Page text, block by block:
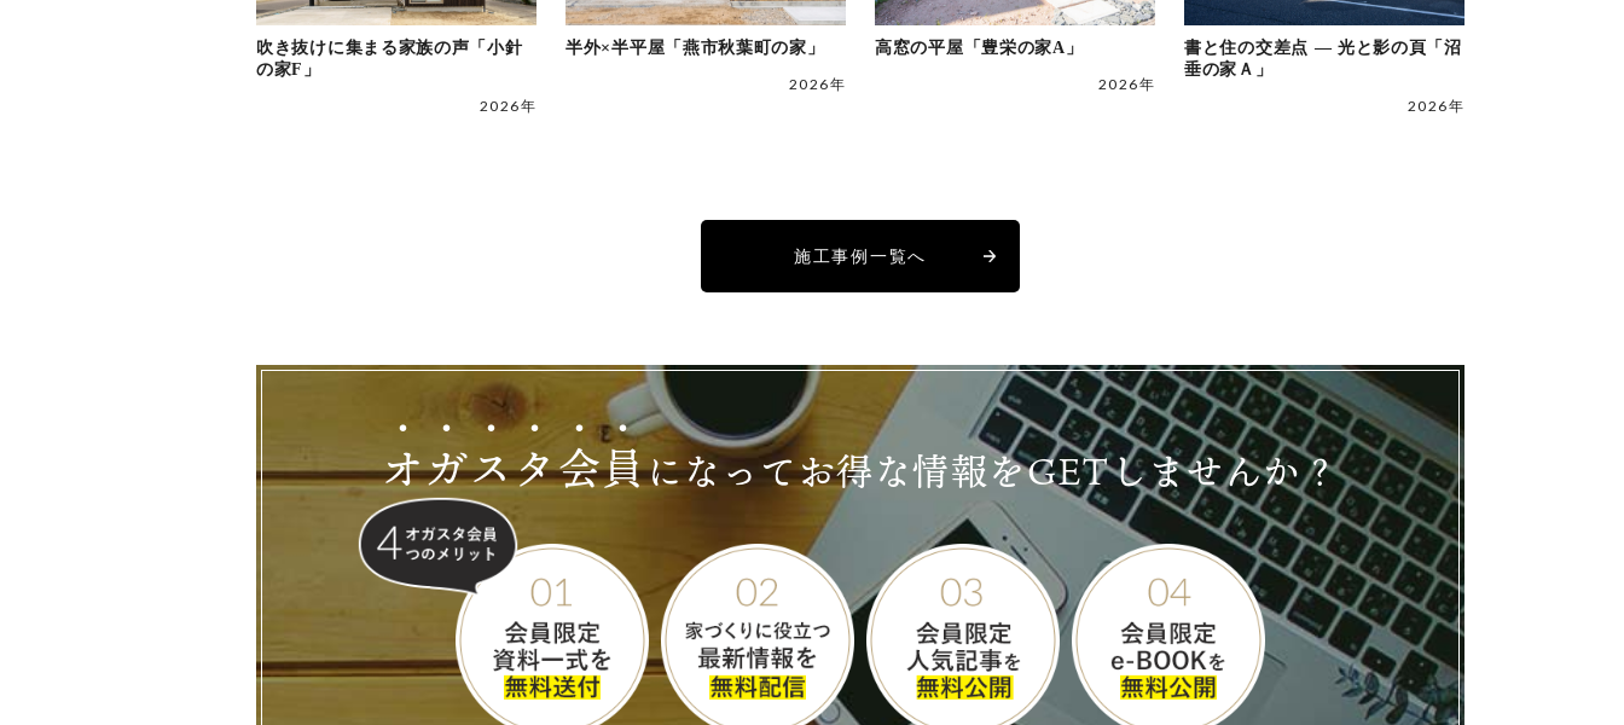
吹き抜けに集まる家族の声「小針
の家F」
2026年
半外×半平屋「燕市秋葉町の家」
2026年
高窓の平屋「豊栄の家A」
2026年
書と住の交差点 ― 光と影の頁「沼
垂の家Ａ」
2026年
施工事例一覧へ
オガスタ会員になってお得な情報をGETしませんか？